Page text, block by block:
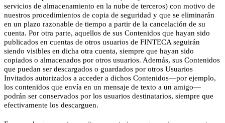
servicios de almacenamiento en la nube de terceros) con motivo de
nuestros procedimientos de copia de seguridad y que se eliminarán
en un plazo razonable de tiempo a partir de la cancelación de su
cuenta. Por otra parte, aquellos de sus Contenidos que hayan sido
publicados en cuentas de otros usuarios de FINTECA seguirán
siendo visibles en dicha otra cuenta, siempre que hayan sido
copiados o almacenados por otros usuarios. Además, sus Contenidos
que puedan ser descargados o guardados por otros Usuarios
Invitados autorizados a acceder a dichos Contenidos—por ejemplo,
los contenidos que envía en un mensaje de texto a un amigo—
podrán ser conservados por los usuarios destinatarios, siempre que
efectivamente los descarguen.